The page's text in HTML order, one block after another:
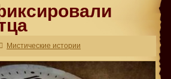
Мистические истории